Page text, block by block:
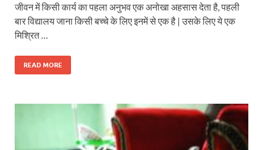
जीवन में किसी कार्य का पहला अनुभव एक अनोखा अहसास देता है, पहली
बार विद्यालय जाना किसी बच्चे के लिए इनमें से एक है | उसके लिए ये एक
मिश्रित …
READ MORE